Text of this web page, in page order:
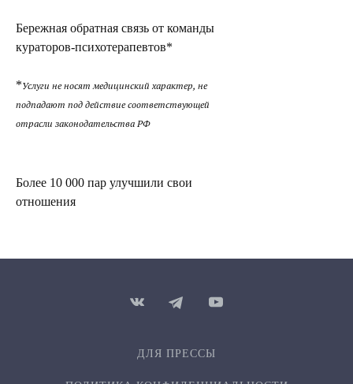
Бережная обратная связь от команды
кураторов-психотерапевтов*
*Услуги не носят медицинский характер, не
подпадают под действие соответствующей
отрасли законодательства РФ
Более 10 000 пар улучшили свои
отношения
ДЛЯ ПРЕССЫ